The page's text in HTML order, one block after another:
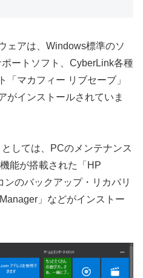
ェアは、Windows標準のソ
ートソフト、CyberLink各種
「マカフィー リブセーブ」
がインストールされていま
しては、PCのメンテナンス
能が搭載された「HP
のバックアップ・リカバリ
」などがインストー